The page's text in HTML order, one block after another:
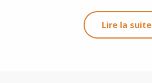
Lire la suite